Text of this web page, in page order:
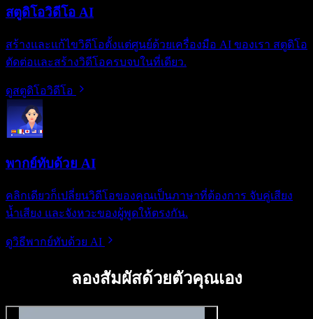
สตูดิโอวิดีโอ AI
สร้างและแก้ไขวิดีโอตั้งแต่ศูนย์ด้วยเครื่องมือ AI ของเรา สตูดิโอ
ตัดต่อและสร้างวิดีโอครบจบในที่เดียว.
ดูสตูดิโอวิดีโอ
พากย์ทับด้วย AI
คลิกเดียวก็เปลี่ยนวิดีโอของคุณเป็นภาษาที่ต้องการ จับคู่เสียง
น้ำเสียง และจังหวะของผู้พูดให้ตรงกัน.
ดูวิธีพากย์ทับด้วย AI
ลองสัมผัสด้วยตัวคุณเอง